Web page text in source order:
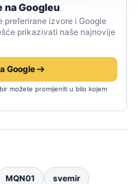
na Googleu
preferirane izvore i Google
prikazivati naše najnovije
Google
možete promijeniti u bilo kojem
MQN01 svemir